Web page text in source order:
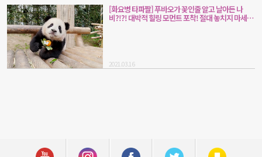
[화요병 타파짤] 푸바오가 꽃인줄 알고 날아든 나
비?!?! 대박적 힐링 모먼트 포착! 절대 놓치지 마세요
2021.03.16